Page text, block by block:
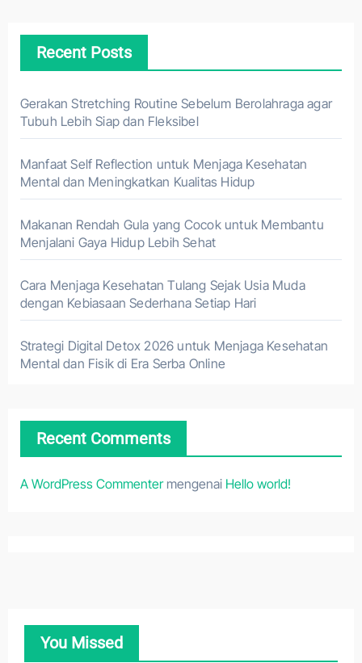
Recent Posts
Gerakan Stretching Routine Sebelum Berolahraga agar
Tubuh Lebih Siap dan Fleksibel
Manfaat Self Reflection untuk Menjaga Kesehatan
Mental dan Meningkatkan Kualitas Hidup
Makanan Rendah Gula yang Cocok untuk Membantu
Menjalani Gaya Hidup Lebih Sehat
Cara Menjaga Kesehatan Tulang Sejak Usia Muda
dengan Kebiasaan Sederhana Setiap Hari
Strategi Digital Detox 2026 untuk Menjaga Kesehatan
Mental dan Fisik di Era Serba Online
Recent Comments
A WordPress Commentermengenai Hello world!
You Missed